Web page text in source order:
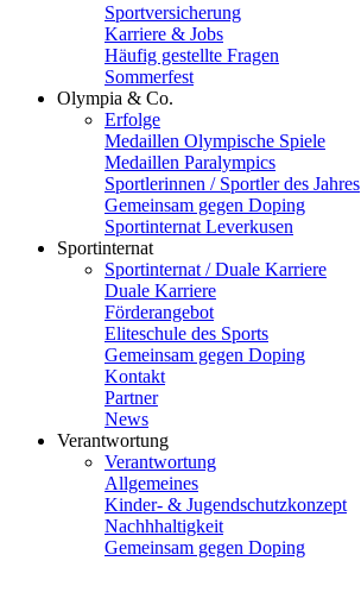
Sportversicherung
Karriere & Jobs
Häufig gestellte Fragen
Sommerfest
Olympia & Co.
Erfolge
Medaillen Olympische Spiele
Medaillen Paralympics
Sportlerinnen / Sportler des Jahres
Gemeinsam gegen Doping
Sportinternat Leverkusen
Sportinternat
Sportinternat / Duale Karriere
Duale Karriere
Förderangebot
Eliteschule des Sports
Gemeinsam gegen Doping
Kontakt
Partner
News
Verantwortung
Verantwortung
Allgemeines
Kinder- & Jugendschutzkonzept
Nachhhaltigkeit
Gemeinsam gegen Doping